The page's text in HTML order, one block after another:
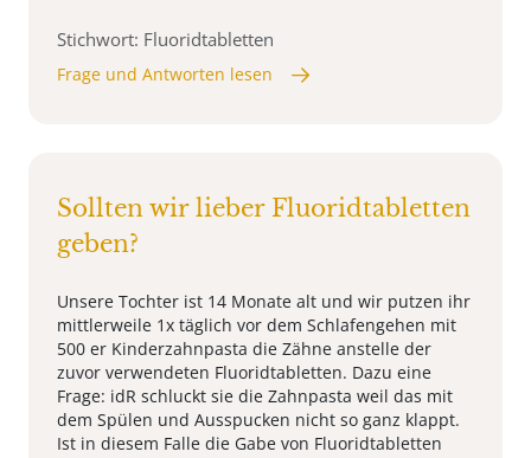
Stichwort: Fluoridtabletten
Frage und Antworten lesen
Sollten wir lieber Fluoridtabletten
geben?
Unsere Tochter ist 14 Monate alt und wir putzen ihr
mittlerweile 1x täglich vor dem Schlafengehen mit
500 er Kinderzahnpasta die Zähne anstelle der
zuvor verwendeten Fluoridtabletten. Dazu eine
Frage: idR schluckt sie die Zahnpasta weil das mit
dem Spülen und Ausspucken nicht so ganz klappt.
Ist in diesem Falle die Gabe von Fluoridtabletten